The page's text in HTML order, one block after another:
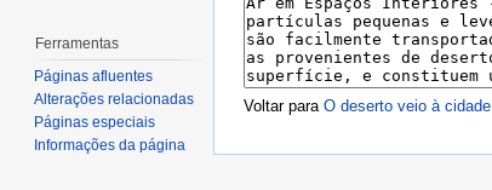
Voltar para O deserto veio à cidade
Ferramentas
Páginas afluentes
Alterações relacionadas
Páginas especiais
Informações da página